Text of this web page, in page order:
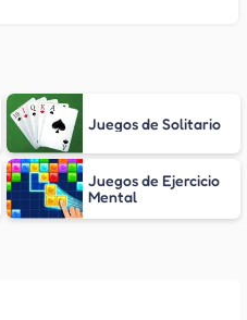
Juegos de Solitario
Juegos de Ejercicio
Mental